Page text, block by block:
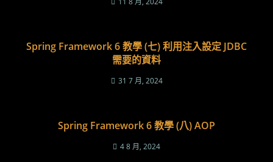
Spring Framework 6 教學 (七) 利用注入設定 JDBC
需要的資料
31 7 月, 2024
Spring Framework 6 教學 (八) AOP
4 8 月, 2024